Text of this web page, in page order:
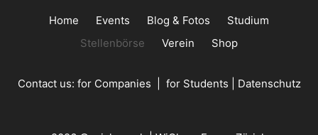
Home Events Blog & Fotos
Studium
Stellenbörse
Verein Shop
Contact us: for Companies for Students Datenschutz